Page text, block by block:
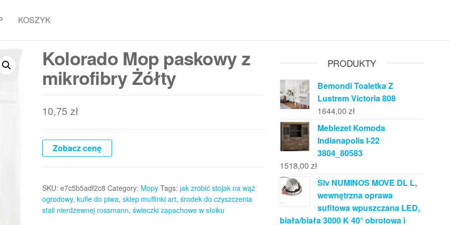
KOSZYK
Kolorado Mop paskowy z
mikrofibry Żółty
10,75 zł
Zobacz cenę
SKU: e7c5b5adf2c8 Category: Mopy Tags: jak zrobić stojak na wąż
ogrodowy, kufle do piwa, sklep muffinki art, środek do czyszczenia
stali nierdzewnej rossmann, świeczki zapachowe w słoiku
PRODUKTY
Bemondi Toaletka Z
Lustrem Victoria 808
1644,00 zł
Meblezet Komoda
Indianapolis I-22
3804_80583
1518,00 zł
Slv NUMINOS MOVE DL L,
wewnętrzna oprawa
sufitowa wpuszczana LED,
biała/biała 3000 K 40° obrotowa i